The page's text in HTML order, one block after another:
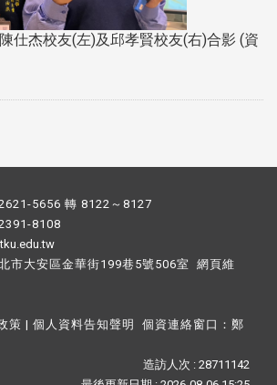
仕杰校友(左)及邱孝賢校友(右)合影 (資
5656 轉 8122～8127
8108
市大安區金華街199巷5號506室 網頁維
策 | 個人資料告知聲明 個資連絡窗口： 鄭
造訪人次 : 28711142